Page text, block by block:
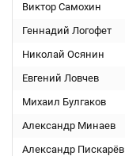
Виктор Самохин
Геннадий Логофет
Николай Осянин
Евгений Ловчев
Михаил Булгаков
Александр Минаев
Александр Пискарёв